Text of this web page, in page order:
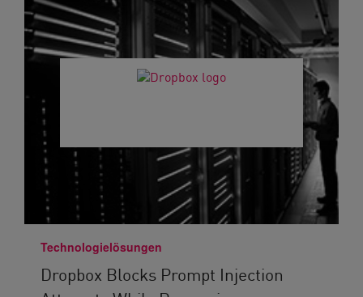
Technologielösungen
Dropbox Blocks Prompt Injection